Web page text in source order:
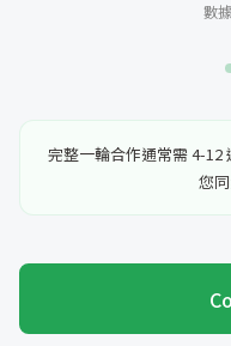
數
完整一輪合作通常需 4-12
您